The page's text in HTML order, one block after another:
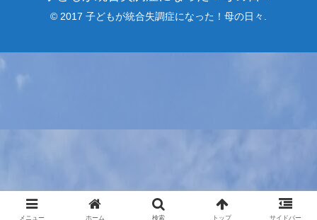
© 2017 子どもが統合失調症になった！母の日々.
メニュー ホーム 検索 トップ サイドバー